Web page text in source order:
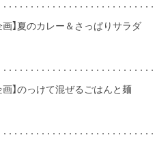
画】夏のカレー＆さっぱりサラダ
画】のっけて混ぜるごはんと麺